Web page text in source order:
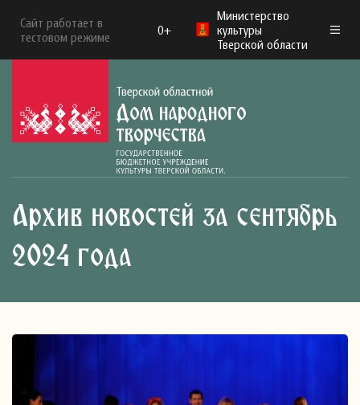
Сайт работает в
тестовом режиме
0+
Министерство
культуры
Тверской области
Архив новостей за сентябрь
2024 года